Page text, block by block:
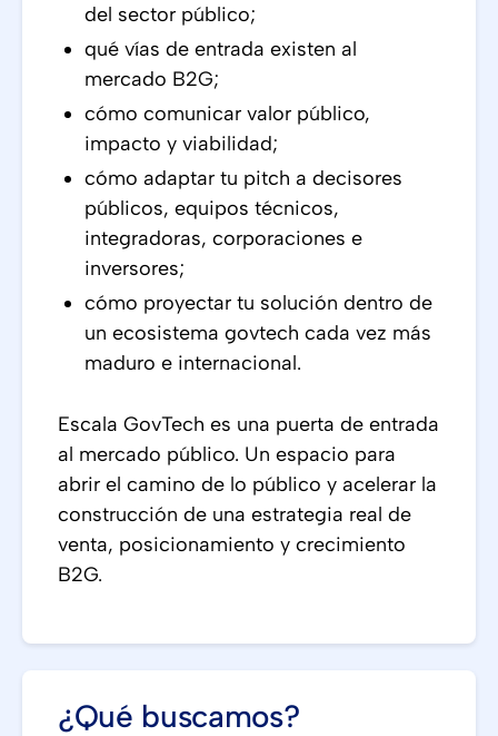
del sector público;
qué vías de entrada existen al
mercado B2G;
cómo comunicar valor público,
impacto y viabilidad;
cómo adaptar tu pitch a decisores
públicos, equipos técnicos,
integradoras, corporaciones e
inversores;
cómo proyectar tu solución dentro de
un ecosistema govtech cada vez más
maduro e internacional.
Escala GovTech es una puerta de entrada
al mercado público. Un espacio para
abrir el camino de lo público y acelerar la
construcción de una estrategia real de
venta, posicionamiento y crecimiento
B2G.
¿Qué buscamos?